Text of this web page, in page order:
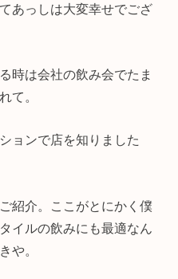
あっしは大変幸せでござ
時は会社の飲み会でたま
て。
ョンで店を知りました
紹介。ここがとにかく僕
イルの飲みにも最適なん
や。